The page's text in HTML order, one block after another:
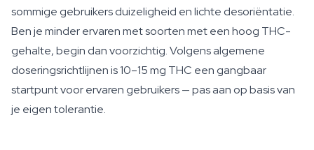
sommige gebruikers duizeligheid en lichte desoriëntatie.
Ben je minder ervaren met soorten met een hoog THC-
gehalte, begin dan voorzichtig. Volgens algemene
doseringsrichtlijnen is 10–15 mg THC een gangbaar
startpunt voor ervaren gebruikers — pas aan op basis van
je eigen tolerantie.